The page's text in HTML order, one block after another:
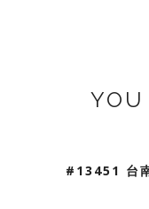
#13451 台